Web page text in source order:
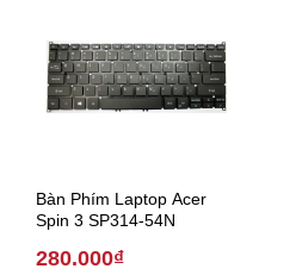
Bàn Phím Laptop Acer
Spin 3 SP314-54N
280.000₫